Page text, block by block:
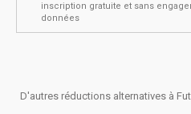
inscription gratuite et sans
données
D'autres réductions alternatives à